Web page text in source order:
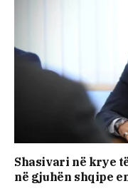
Shasivari në krye
në gjuhën shqipe